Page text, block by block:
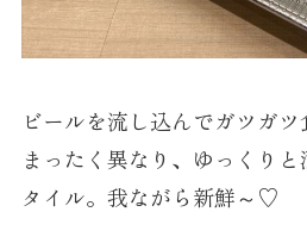
ビールを流し込んでガツガ
まったく異なり、ゆっくり
タイル。我ながら新鮮～♡